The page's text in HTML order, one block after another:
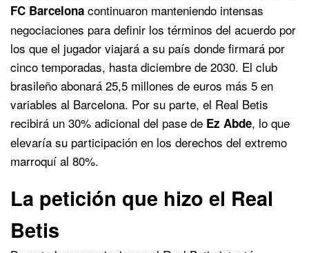
FC Barcelona continuaron manteniendo intensas
negociaciones para definir los términos del acuerdo por
los que el jugador viajará a su país donde firmará por
cinco temporadas, hasta diciembre de 2030. El club
brasileño abonará 25,5 millones de euros más 5 en
variables al Barcelona. Por su parte, el Real Betis
recibirá un 30% adicional del pase de Ez Abde, lo que
elevaría su participación en los derechos del extremo
marroquí al 80%.
La petición que hizo el Real
Betis